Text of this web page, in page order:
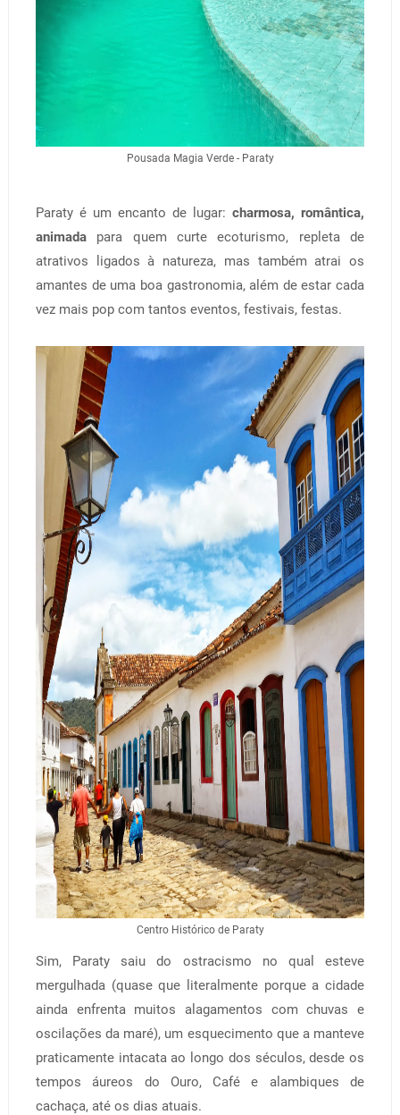
Pousada Magia Verde - Paraty
Paraty é um encanto de lugar:charmosa, romântica,
animadapara quem curte ecoturismo, repleta de
atrativos ligados à natureza, mas também atrai os
amantes de uma boa gastronomia, além de estar cada
vez mais pop com tantos eventos, festivais, festas.
Centro Histórico de Paraty
Sim, Paraty saiu do ostracismo no qual esteve
mergulhada (quase que literalmente porque a cidade
ainda enfrenta muitos alagamentos com chuvas e
oscilações da maré), um esquecimento que a manteve
praticamente intacata ao longo dos séculos, desde os
tempos áureos do Ouro, Café e alambiques de
cachaça, até os dias atuais.